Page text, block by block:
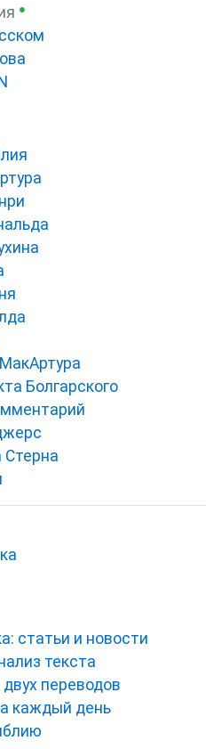
●
Болгарского
статьи и новости
текста
переводов
каждый день